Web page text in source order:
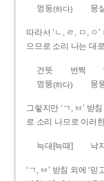
껑둥(하다) 뭉실
따라서 ‘ㄴ, ㄹ, ㅁ, ㅇ
으므로 소리 나는 대
건뜻 번쩍
껑뚱(하다) 뭉
그렇지만 ‘ㄱ, ㅂ’ 받
로 소리 나므로 이러
늑대[늑때] 낙
‘ㄱ, ㅂ’ 받침 외에 ‘